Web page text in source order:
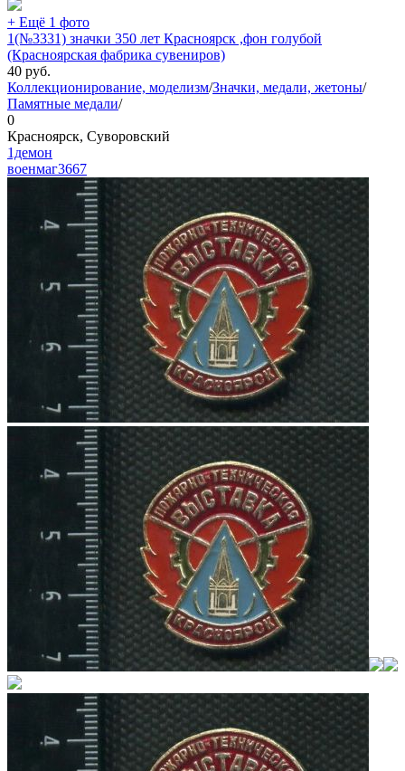
+ Ещё 1 фото
1(№3331) значки 350 лет Красноярск ,фон голубой
(Красноярская фабрика сувениров)
40 руб.
Коллекционирование, моделизм/Значки, медали, жетоны/
Памятные медали/
0
Красноярск, Суворовский
1демон
военмаг3667